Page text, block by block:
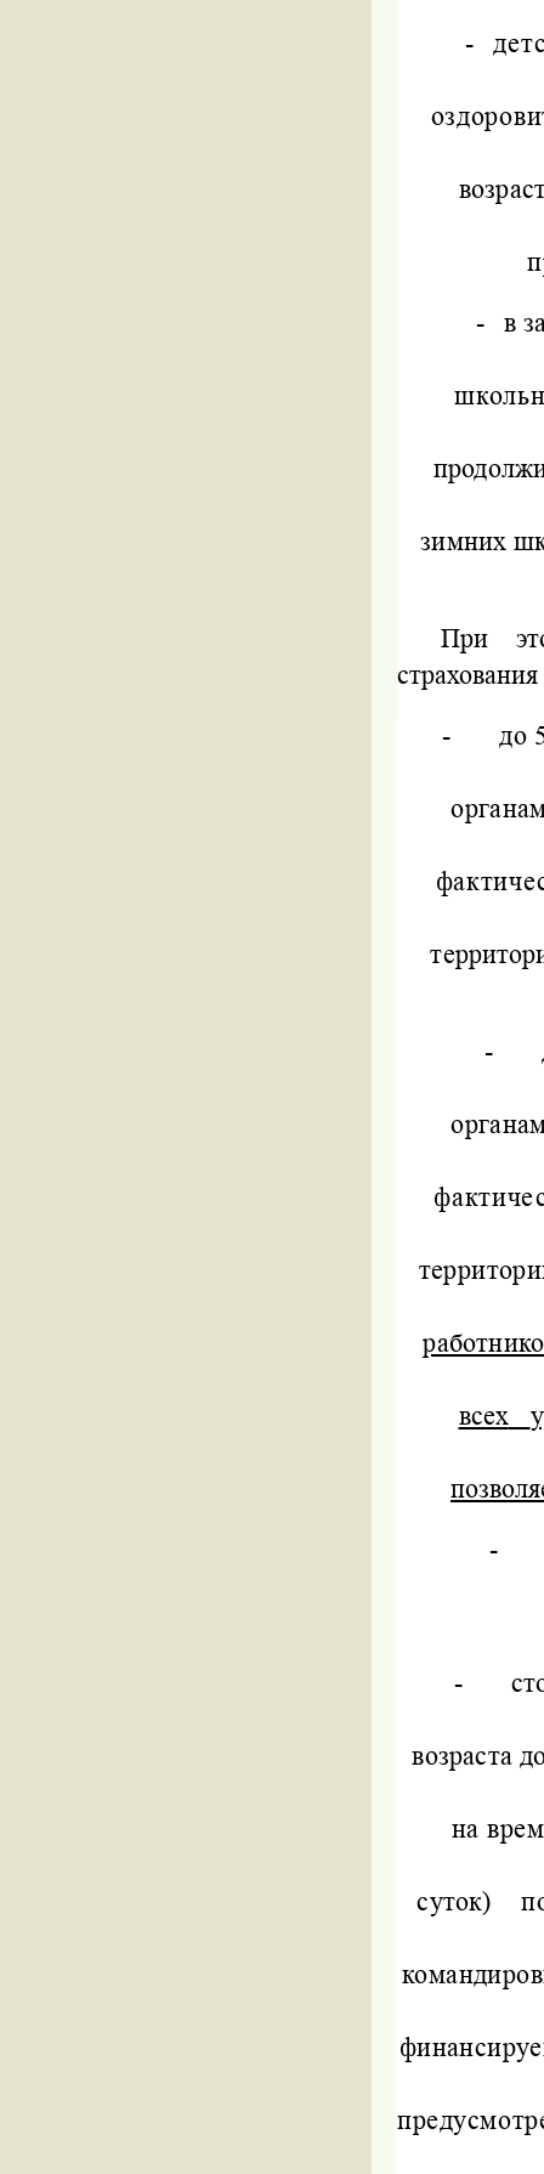
-
-
в
зимних
При
-
до
-
всех
-
-
возраста
на
суток)